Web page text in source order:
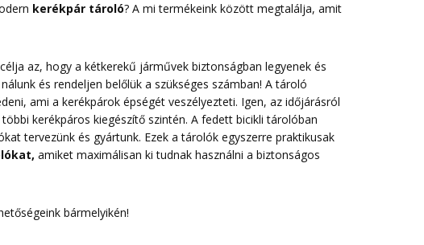
kerékpár tároló? A mi termékeink között megtalálja, amit
az, hogy a kétkerekű járművek biztonságban legyenek és
és rendeljen belőlük a szükséges számban! A tároló
ami a kerékpárok épségét veszélyezteti. Igen, az időjárásról
kerékpáros kiegészítő szintén. A fedett bicikli tárolóban
tervezünk és gyártunk. Ezek a tárolók egyszerre praktikusak
, amiket maximálisan ki tudnak használni a biztonságos
bármelyikén!